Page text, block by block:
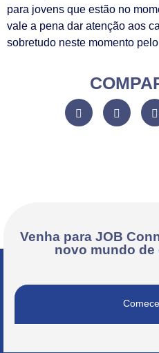
para jovens que estão no
vale a pena dar atenção aos
sobretudo neste momento
Venha para JOB
novo mundo